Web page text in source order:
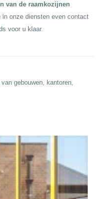
van de raamkozijnen
in onze diensten even contact
voor u klaar.
gebouwen, kantoren,